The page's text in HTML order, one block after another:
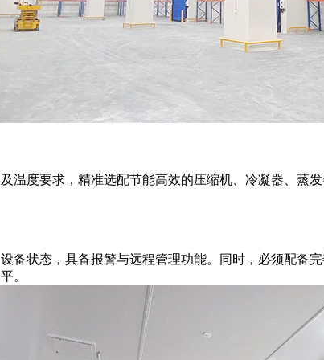
度要求，精准选配节能高效的压缩机、冷凝器、蒸
状态，具备报警与远程管理功能。同时，必须配备
。